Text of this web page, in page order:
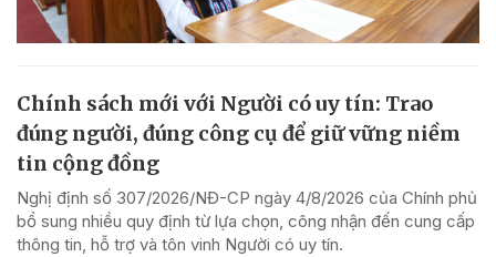
Chính sách mới với Người có uy tín: Trao
đúng người, đúng công cụ để giữ vững niềm
tin cộng đồng
Nghị định số 307/2026/NĐ-CP ngày 4/8/2026 của Chính phủ
bổ sung nhiều quy định từ lựa chọn, công nhận đến cung cấp
thông tin, hỗ trợ và tôn vinh Người có uy tín.